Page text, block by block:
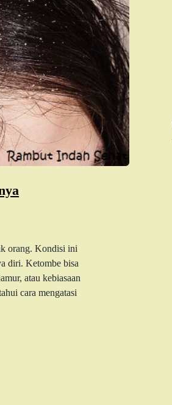
orang. Kondisi ini
diri. Ketombe bisa
atau kebiasaan
cara mengatasi